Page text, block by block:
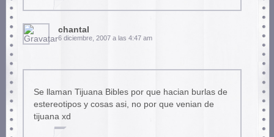
chantal
6 diciembre, 2007 a las 4:47 am
Se llaman Tijuana Bibles por que hacian burlas de
estereotipos y cosas asi, no por que venian de
tijuana xd